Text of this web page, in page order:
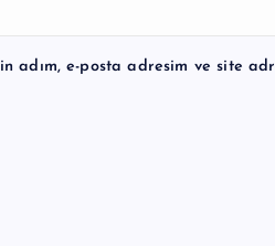
adım, e-posta adresim ve site